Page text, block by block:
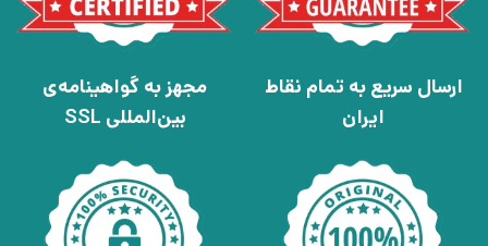
ارسال سریع به تمام نقاط
ایران
مجهز به گواهینامه‌ی
بین‌المللی SSL